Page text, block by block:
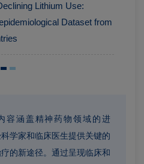
Lithium Use:
Dataset from
容涵盖精神药物领域的进
学家和临床医生提供关键的
的新途径。通过呈现临床和